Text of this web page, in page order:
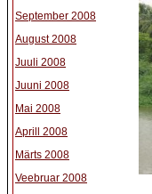
September 2008
August 2008
Juuli 2008
Juuni 2008
Mai 2008
Aprill 2008
Märts 2008
Veebruar 2008